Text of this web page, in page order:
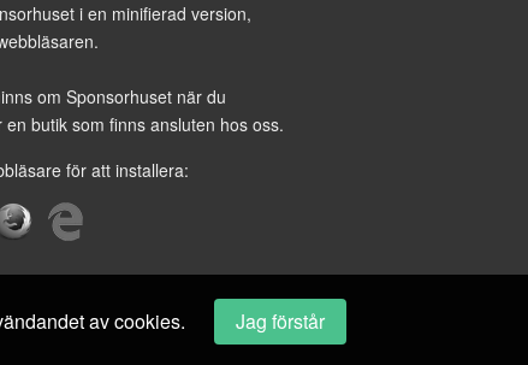
i en minifierad version,
om Sponsorhuset när du
en butik som finns ansluten hos oss.
för att installera:
av cookies. Jag förstår